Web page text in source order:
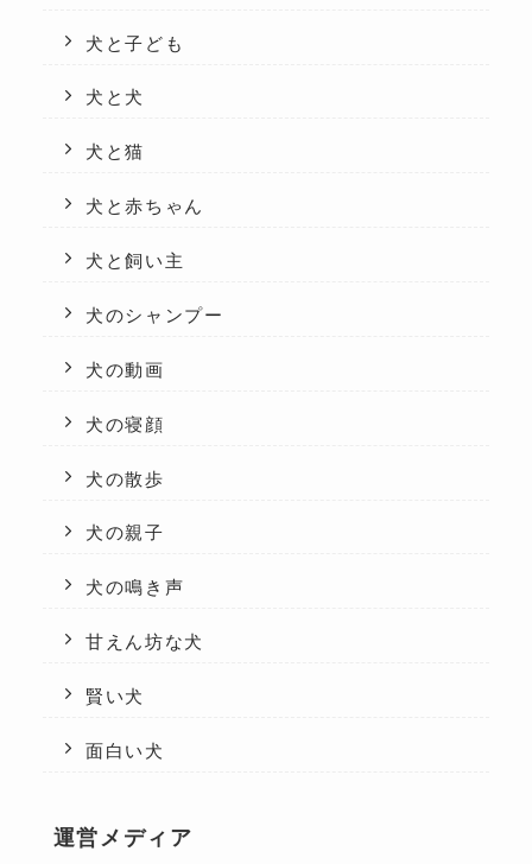
犬と子ども
犬と犬
犬と猫
犬と赤ちゃん
犬と飼い主
犬のシャンプー
犬の動画
犬の寝顔
犬の散歩
犬の親子
犬の鳴き声
甘えん坊な犬
賢い犬
面白い犬
運営メディア